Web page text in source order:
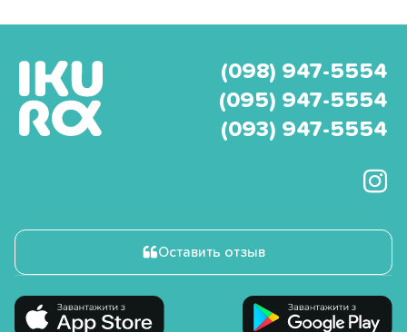
(098) 947-5554
(095) 947-5554
(093) 947-5554
Оставить отзыв